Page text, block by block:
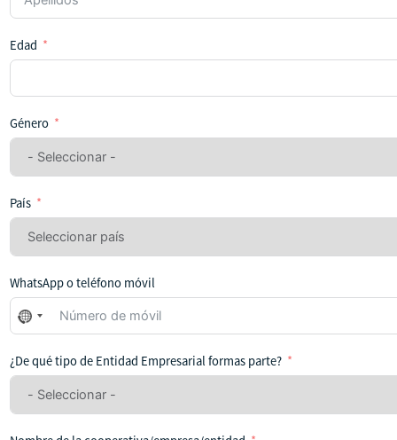
Edad
Género
País
WhatsApp o teléfono móvil
No
se
seleccionado
ningún
¿De qué tipo de Entidad Empresarial formas parte?